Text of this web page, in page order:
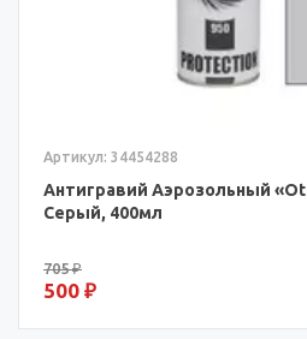
Артикул: 34454288
Антигравий Аэрозольный
Серый, 400мл
705 ₽
500 ₽